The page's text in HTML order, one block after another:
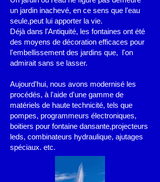
un jardin inachevé, en ce sens que l'eau
seule,peut lui apporter la vie.
Déjà dans l'Antiquité, les fontaines ont été
des moyens de décoration efficaces pour
l'embellissement des jardins que, l'on
admirait sans se lasser.
Aujourd'hui, nous avons modernisé les
procédés, à l'aide d'une gamme de
matériels de haute technicité, tels que
pompes, programmeurs électroniques,
boitiers pour fontaine dansante,projecteurs
leds, combinateurs hydraulique, ajutages
spéciaux. etc.